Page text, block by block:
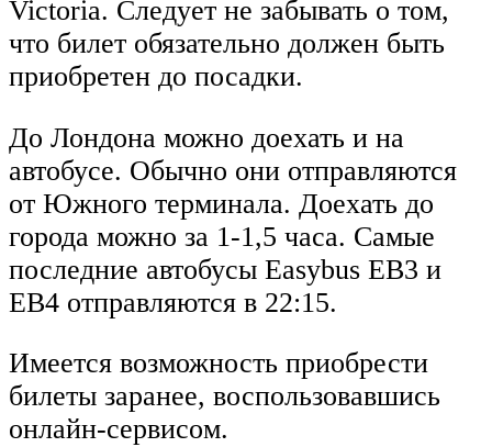
Victoria. Следует не забывать о том,
что билет обязательно должен быть
приобретен до посадки.
До Лондона можно доехать и на
автобусе. Обычно они отправляются
от Южного терминала. Доехать до
города можно за 1-1,5 часа. Самые
последние автобусы Easybus EB3 и
EB4 отправляются в 22:15.
Имеется возможность приобрести
билеты заранее, воспользовавшись
онлайн-сервисом.